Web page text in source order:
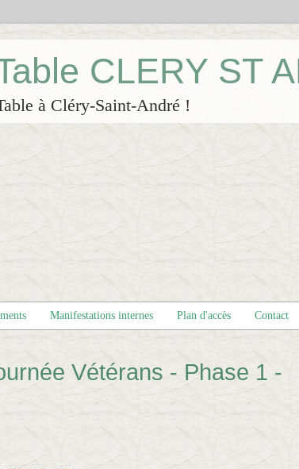
CLERY ST
à Cléry-Saint-André !
Manifestations internes Plan d'accès Contact
Vétérans - Phase 1 -